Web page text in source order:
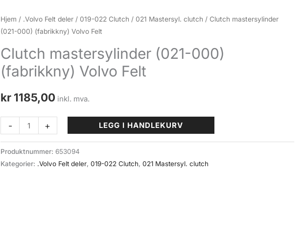
Hjem / .Volvo Felt deler / 019-022 Clutch / 021 Mastersyl. clutch / Clutch mastersylinder
(021-000) (fabrikkny) Volvo Felt
Clutch mastersylinder (021-000)
(fabrikkny) Volvo Felt
kr 1185,00 inkl. mva.
-
mastersylinder
(021-
000)
+ LEGG I HANDLEKURV
Produktnummer:653094
Kategorier: .Volvo Felt deler,019-022 Clutch,021 Mastersyl. clutch